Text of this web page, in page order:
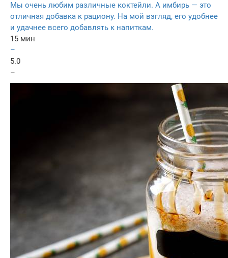
Мы очень любим различные коктейли. А имбирь — это
отличная добавка к рациону. На мой взгляд, его удобнее
и удачнее всего добавлять к напиткам.
15 мин
–
5.0
–